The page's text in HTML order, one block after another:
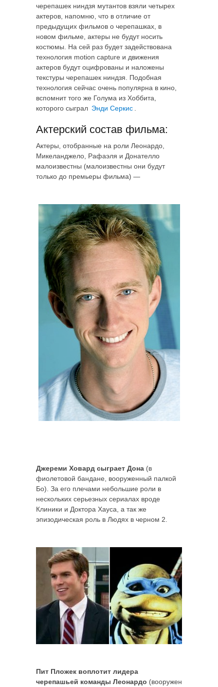
черепашек ниндзя мутантов взяли четырех
актеров, напомню, что в отличие от
предыдущих фильмов о черепашках, в
новом фильме, актеры не будут носить
костюмы. На сей раз будет задействована
технология motion capture и движения
актеров будут оцифрованы и наложены
текстуры черепашек ниндзя. Подобная
технология сейчас очень популярна в кино,
вспомнит того же Голума из Хоббита,
которого сыграл Энди Серкис
Актерский состав фильма:
Актеры, отобранные на роли Леонардо,
Микеланджело, Рафаэля и Донателло
малоизвестны (малоизвестны они будут
только до премьеры фильма) —
Джереми Ховард сыграет Дона (в
фиолетовой бандане, вооруженный палкой
Бо). За его плечами небольшие роли в
нескольких серьезных сериалах вроде
Клиники и Доктора Хауса, а так же
эпизодическая роль в Людях в черном 2.
Пит Пложек воплотит лидера
черепашьей команды Леонардо (вооружен